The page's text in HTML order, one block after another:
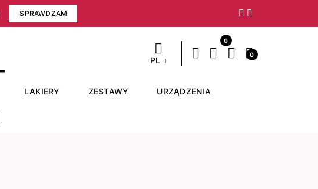
SPRAWDZAM Następny
PL
0
0
LAKIERY ZESTAWY URZĄDZENIA